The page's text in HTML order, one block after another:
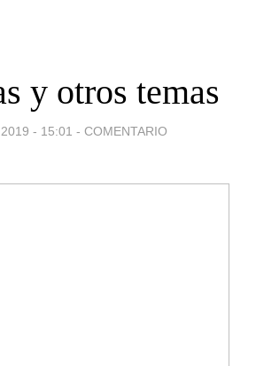
y otros temas
- 15:01 - COMENTARIO